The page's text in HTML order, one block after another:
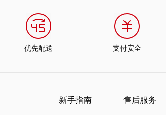
优先配送 支付安全
新手指南 售后服务